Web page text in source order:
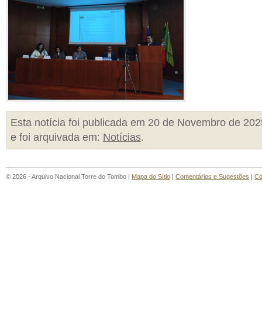
Esta notícia foi publicada em 20 de Novembro de
e foi arquivada em: Notícias.
© 2026 - Arquivo Nacional Torre do Tombo | Mapa do Sítio | Comentários e Sugestões |